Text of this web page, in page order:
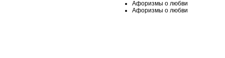
Афоризмы о любви
Афоризмы о любви